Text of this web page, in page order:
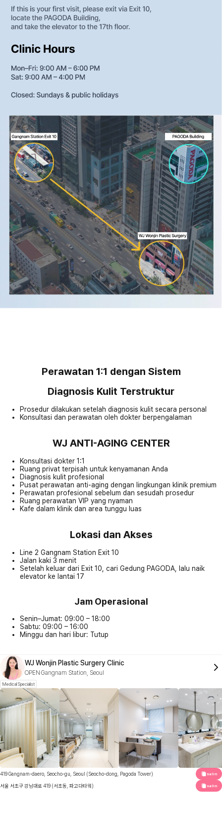
Perawatan 1:1 dengan Sistem
Diagnosis Kulit Terstruktur
Prosedur dilakukan setelah diagnosis kulit secara personal
Konsultasi dan perawatan oleh dokter berpengalaman
WJ ANTI-AGING CENTER
Konsultasi dokter 1:1
Ruang privat terpisah untuk kenyamanan Anda
Diagnosis kulit profesional
Pusat perawatan anti-aging dengan lingkungan klinik premium
Perawatan profesional sebelum dan sesudah prosedur
Ruang perawatan VIP yang nyaman
Kafe dalam klinik dan area tunggu luas
Lokasi dan Akses
Line 2 Gangnam Station Exit 10
Jalan kaki 3 menit
Setelah keluar dari Exit 10, cari Gedung PAGODA, lalu naik
elevator ke lantai 17
Jam Operasional
Senin–Jumat: 09:00 – 18:00
Sabtu: 09:00 – 16:00
Minggu dan hari libur: Tutup
WJ Wonjin Plastic Surgery Clinic
OPEN Gangnam Station, Seoul
Medical Specialist
419 Gangnam-daero, Seocho-gu, Seoul (Seocho-dong, Pagoda Tower) salin
서울 서초구 강남대로 419 (서초동, 파고다타워) salin